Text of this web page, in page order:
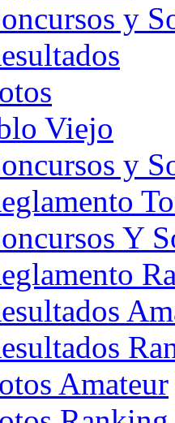
y
Viejo
y
Y
Amateur